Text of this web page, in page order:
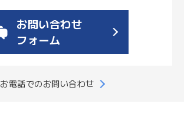
お問い合わせ
フォーム
お電話でのお問い合わせ